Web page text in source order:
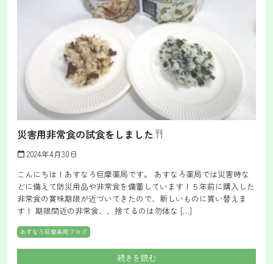
災害用非常食の試食をしました
calendar_today 2024年4月30日
こんにちは！あすなろ巨摩薬局です。 あすなろ薬局では災害時な
どに備えて防災用品や非常食を備蓄しています！５年前に購入した
非常食の賞味期限が近づいてきたので、新しいものに買い替えま
す！ 期限間近の非常食、、捨てるのは勿体な […]
あすなろ巨摩薬局ブログ
続きを読む